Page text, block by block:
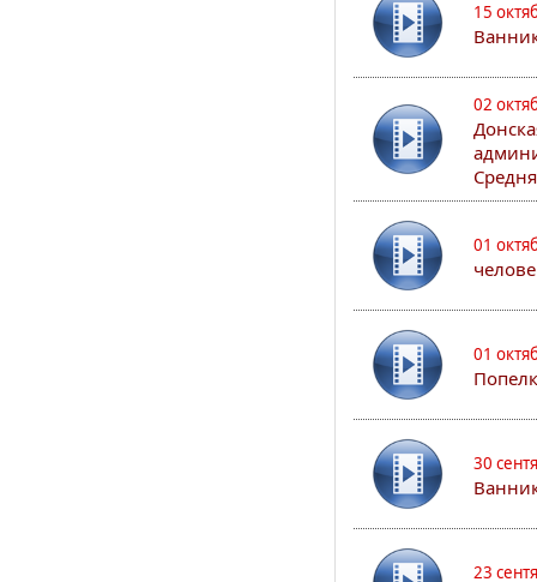
15
02
01
01
30
23